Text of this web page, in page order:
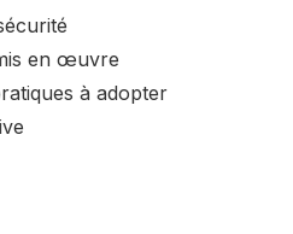
en œuvre
à adopter